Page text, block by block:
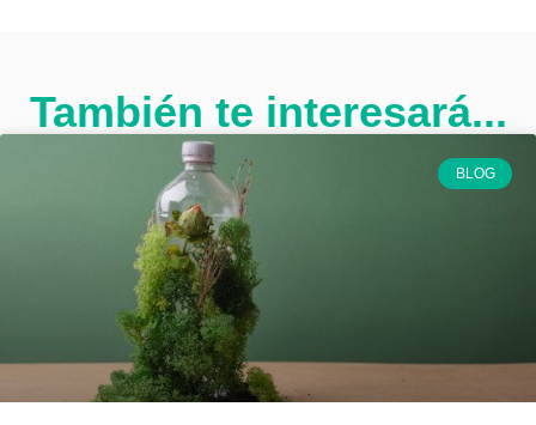
También te interesará...
BLOG